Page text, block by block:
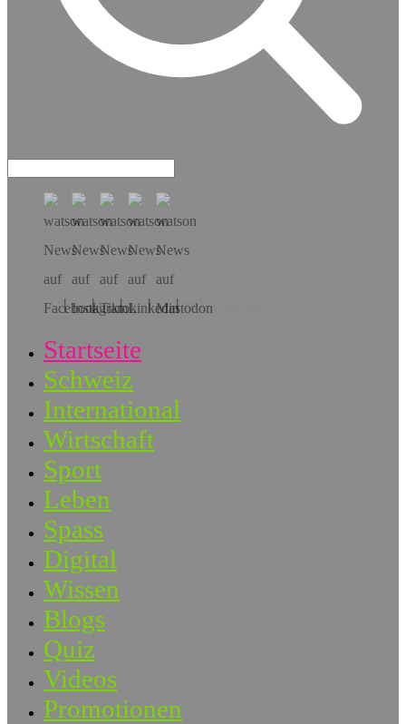
Hol dir die App!
Startseite
Schweiz
International
Wirtschaft
Sport
Leben
Spass
Digital
Wissen
Blogs
Quiz
Videos
Promotionen